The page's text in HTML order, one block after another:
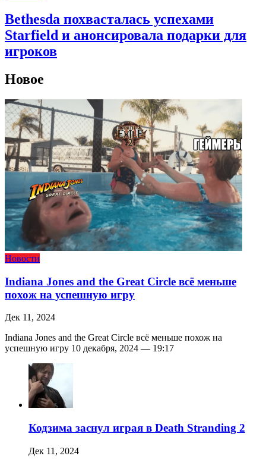
Bethesda похвасталась успехами
Starfield и анонсировала подарки для
игроков
Новое
Новости
Indiana Jones and the Great Circle всё меньше
похож на успешную игру
Дек 11, 2024
Indiana Jones and the Great Circle всё меньше похож на
успешную игру 10 декабря, 2024 — 19:17
Кодзима заснул играя в Death Stranding 2
Дек 11, 2024